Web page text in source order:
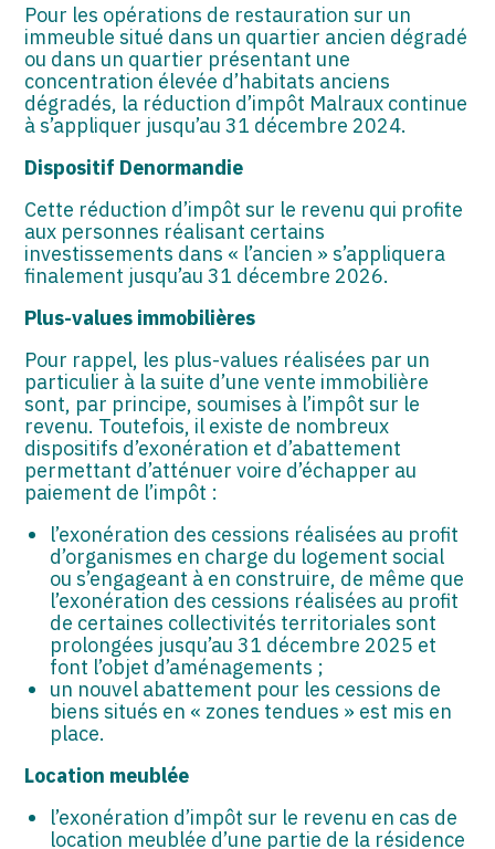
Pour les opérations de restauration sur un
immeuble situé dans un quartier ancien dégradé
ou dans un quartier présentant une
concentration élevée d’habitats anciens
dégradés, la réduction d’impôt Malraux continue
à s’appliquer jusqu’au 31 décembre 2024.
Dispositif Denormandie
Cette réduction d’impôt sur le revenu qui profite
aux personnes réalisant certains
investissements dans « l’ancien » s’appliquera
finalement jusqu’au 31 décembre 2026.
Plus-values immobilières
Pour rappel, les plus-values réalisées par un
particulier à la suite d’une vente immobilière
sont, par principe, soumises à l’impôt sur le
revenu. Toutefois, il existe de nombreux
dispositifs d’exonération et d’abattement
permettant d’atténuer voire d’échapper au
paiement de l’impôt :
l’exonération des cessions réalisées au profit
d’organismes en charge du logement social
ou s’engageant à en construire, de même que
l’exonération des cessions réalisées au profit
de certaines collectivités territoriales sont
prolongées jusqu’au 31 décembre 2025 et
font l’objet d’aménagements ;
un nouvel abattement pour les cessions de
biens situés en « zones tendues » est mis en
place.
Location meublée
l’exonération d’impôt sur le revenu en cas de
location meublée d’une partie de la résidence